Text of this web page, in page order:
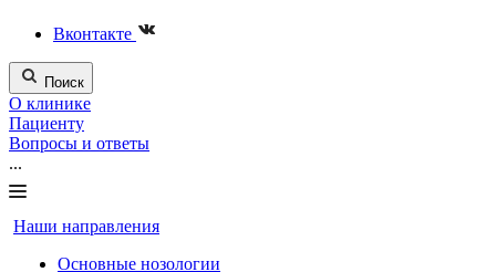
Вконтакте
Поиск
О клинике
Пациенту
Вопросы и ответы
...
Наши направления
Основные нозологии